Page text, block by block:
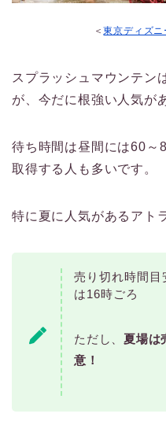
＜東京ディズ
スプラッシュマウンテン
が、今だに根強い人気が
待ち時間は昼間には60～
取得する人も多いです。
特に夏に人気があるアト
売り切れ時間目
は16時ごろ
ただし、夏場は
意！